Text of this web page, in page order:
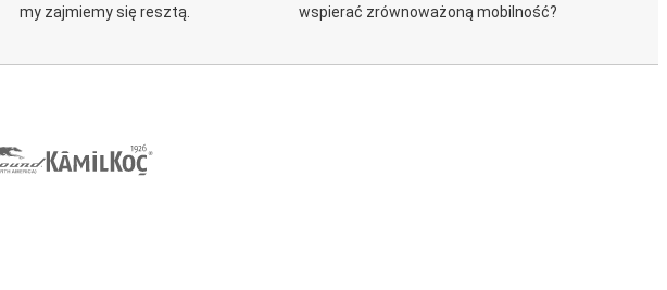
my zajmiemy się resztą.
wspierać zrównoważoną mobilność?